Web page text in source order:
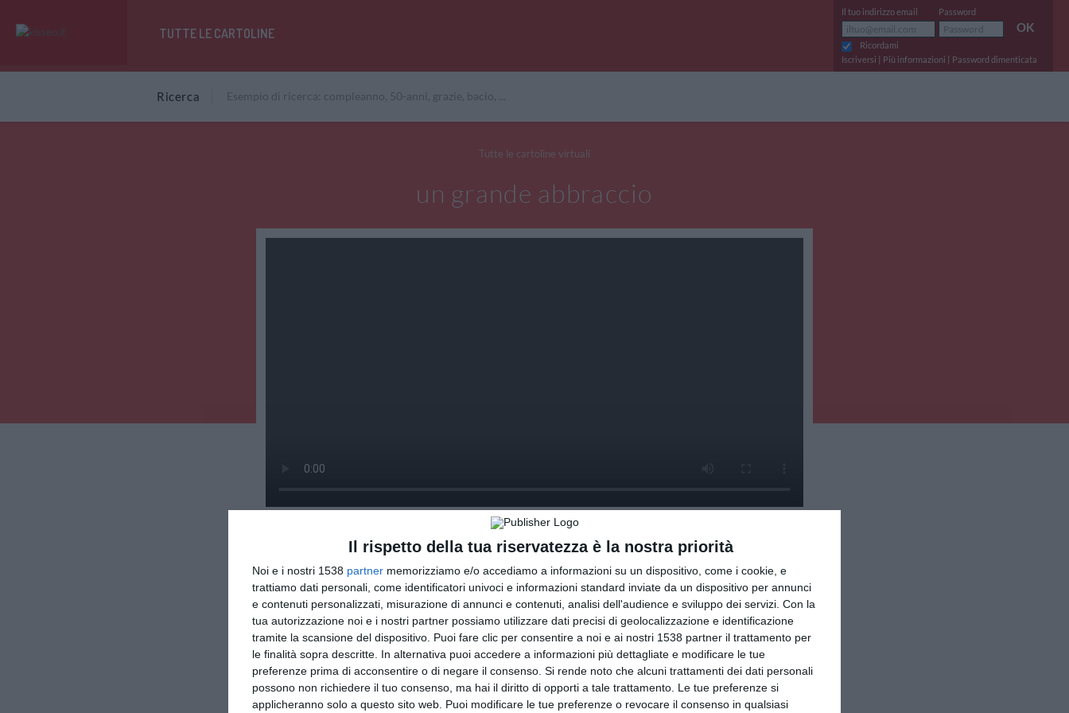
Il rispetto della tua riservatezza è la nostra priorità
Noi e i nostri 1538 partner memorizziamo e/o accediamo a informazioni su un dispositivo, come i cookie, e
trattiamo dati personali, come identificatori univoci e informazioni standard inviate da un dispositivo per annunci
e contenuti personalizzati, misurazione di annunci e contenuti, analisi dell'audience e sviluppo dei servizi. Con la
tua autorizzazione noi e i nostri partner possiamo utilizzare dati precisi di geolocalizzazione e identificazione
tramite la scansione del dispositivo. Puoi fare clic per consentire a noi e ai nostri 1538 partner il trattamento per
le finalità sopra descritte. In alternativa puoi accedere a informazioni più dettagliate e modificare le tue
preferenze prima di acconsentire o di negare il consenso. Si rende noto che alcuni trattamenti dei dati personali
possono non richiedere il tuo consenso, ma hai il diritto di opporti a tale trattamento. Le tue preferenze si
applicheranno solo a questo sito web. Puoi modificare le tue preferenze o revocare il consenso in qualsiasi
TUTTE LE CARTOLINE
Il tuo indirizzo email Password
OK
Ricordami
Iscriversi | Più informazioni | Password dimenticata
Ricerca
Tutte le cartoline virtuali
un grande abbraccio
INVIA QUESTA CARTOLINA
via Email (GRATUITO)
CONDIVIDI QUESTA CARTOLINA
Facebook, Twitter, WhatsApp, ...